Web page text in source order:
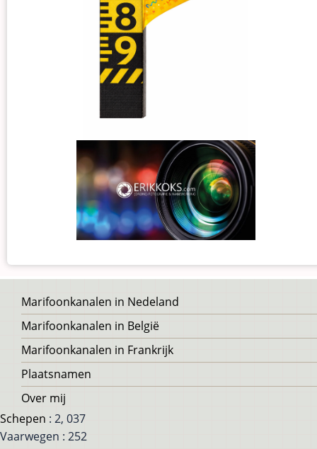
Voet
Marifoonkanalen in Nedeland
Marifoonkanalen in België
Marifoonkanalen in Frankrijk
Plaatsnamen
Over mij
Schepen : 2, 037
Vaarwegen : 252